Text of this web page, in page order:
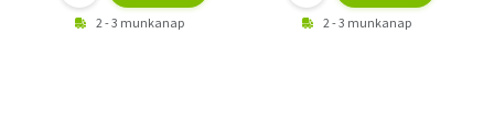
2 - 3 munkanap 2 - 3 munkanap